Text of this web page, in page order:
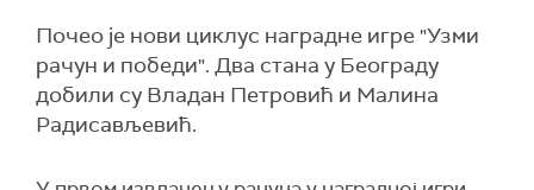
Почео је нови циклус наградне игре "Узми
рачун и победи". Два стана у Београду
добили су Владан Петровић и Малина
Радисављевић.